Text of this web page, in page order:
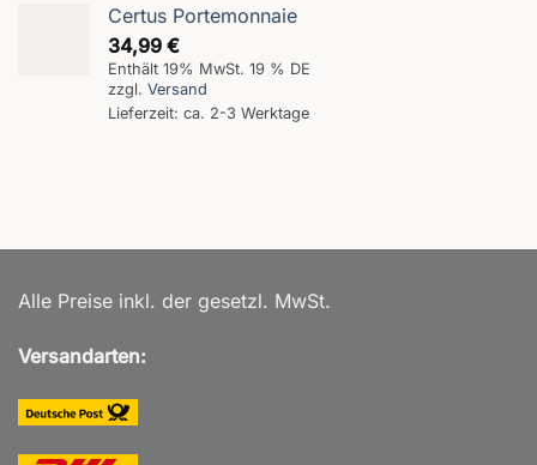
Certus Portemonnaie
34,99 €
Enthält 19% MwSt. 19 % DE
zzgl. Versand
Lieferzeit: ca. 2-3 Werktage
Alle Preise inkl. der gesetzl. MwSt.
Versandarten: